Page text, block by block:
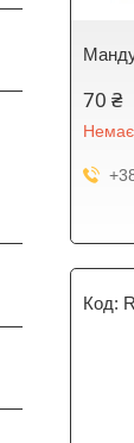
70 ₴
Немає